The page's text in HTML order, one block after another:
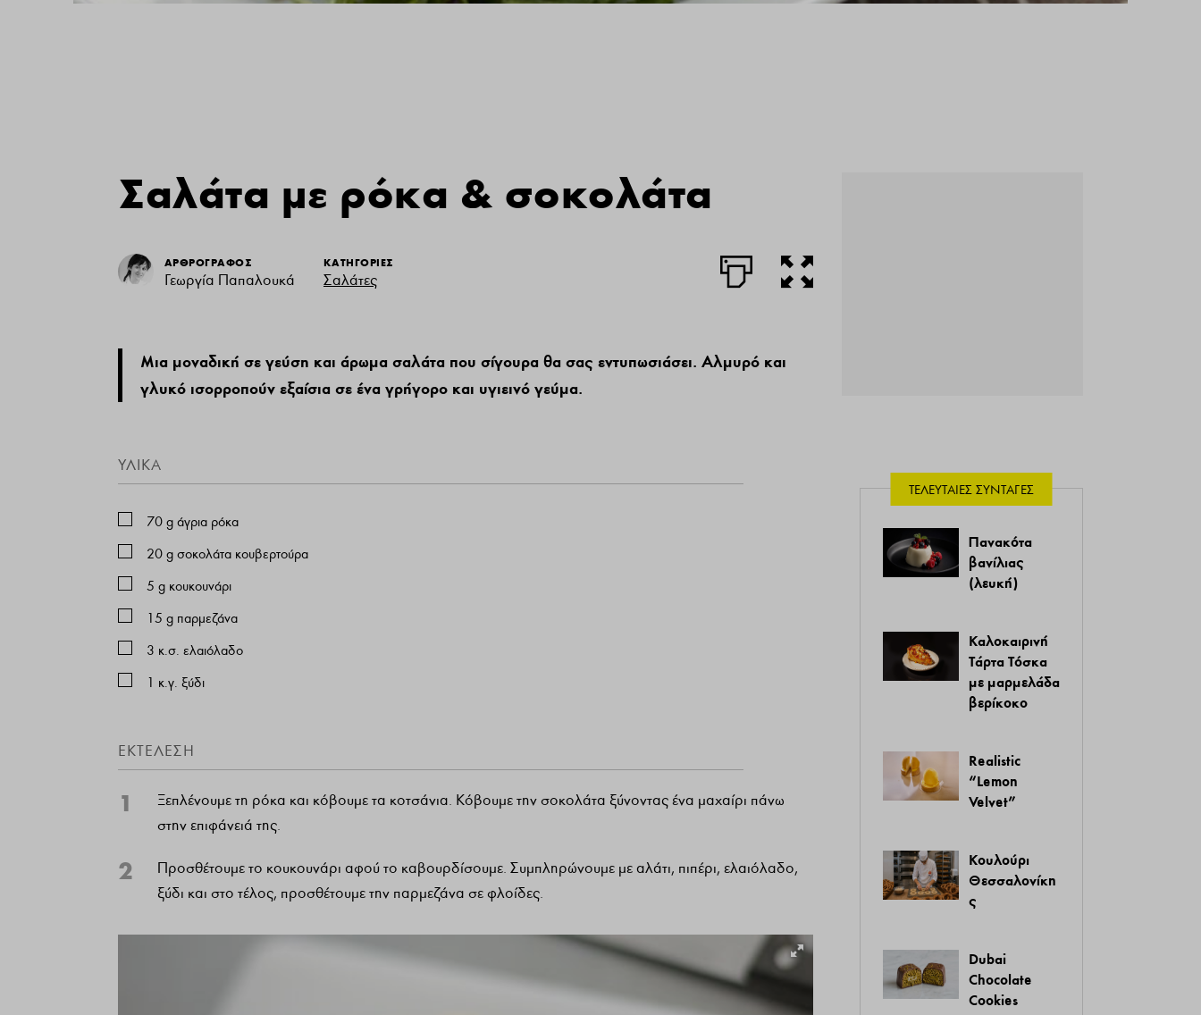
Σαλάτα με ρόκα & σοκολάτα
ΑΡΘΡΟΓΡΑΦΟΣ
Γεωργία Παπαλουκά
ΚΑΤΗΓΟΡΙΕΣ
Σαλάτες
Μια μοναδική σε γεύση και άρωμα σαλάτα που σίγουρα θα σας εντυπωσιάσει. Αλμυρό και
γλυκό ισορροπούν εξαίσια σε ένα γρήγορο και υγιεινό γεύμα.
ΥΛΙΚΆ
70 g άγρια ρόκα
20 g σοκολάτα κουβερτούρα
5 g κουκουνάρι
15 g παρμεζάνα
3 κ.σ. ελαιόλαδο
1 κ.γ. ξύδι
ΕΚΤΈΛΕΣΗ
1
Ξεπλένουμε τη ρόκα και κόβουμε τα κοτσάνια. Κόβουμε την σοκολάτα ξύνοντας ένα μαχαίρι πάνω
στην επιφάνειά της.
2
Προσθέτουμε το κουκουνάρι αφού το καβουρδίσουμε. Συμπληρώνουμε με αλάτι, πιπέρι, ελαιόλαδο,
ξύδι και στο τέλος, προσθέτουμε την παρμεζάνα σε φλοίδες.
ΤΕΛΕΥΤΑΊΕΣ ΣΥΝΤΑΓΈΣ
Πανακότα
βανίλιας
(λευκή)
Καλοκαιρινή
Τάρτα Τόσκα
με μαρμελάδα
βερίκοκο
Realistic
“Lemon
Velvet”
Κουλούρι
Θεσσαλονίκη
ς
Dubai
Chocolate
Cookies